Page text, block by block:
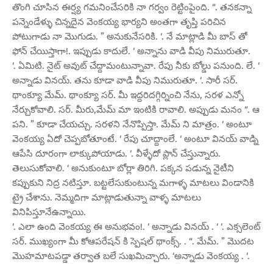
తొంగి చూసిన ఈర్ష్య గమనించేసరికి నా గర్వం రెట్టింపైంది. “. తనకన్నా
పన్నెండేళ్ళు చిన్నదైన వెంకయ్య భార్యని అంతగా తృప్తి పరిచిన
పోటుగాడు నా మొగుడు. ” అనుకునేసరికి. ‘. నే మాట్లాడి మీ బాస్ తో
ఫోన్ చేయిస్తాగా!. ఇప్పుడు కాదులే. ‘ అన్నాను వాడి వీపు నిమురుతూ.
‘. ఏమిటి. నైట్ అవుట్ చేద్దామంటున్నావా. రేపు నీకు బోల్డు పనుంది. లే. ‘
అన్నాడు వినయ్. తను కూడా వాడి వీపు నిమురుతూ. ‘. సారీ సర్.
థాంక్యూ మేమ్. థాంక్యూ సర్. మీ ఇద్దరిదగ్గిర్నించి నేను, సరళ ఎన్నో
నేర్చుకోవాలి. సర్. మీరు,మేమ్ మా ఇంటికి రావాలి. అప్పుడు మనం “. ఆ
పని. ” కూడా చేయచ్చు. సరళని నేనొప్పిస్తా. మేమ్ ని మాత్రం. ‘ అంటూ
వెంకయ్య ఏదో చెప్పబోతూంటే. ‘ రేపు చూద్దాంలే. ‘ అంటూ వినయ్ వాడ్ని
ఆపేసి దూరంగా లాక్కుపోయాడు. ‘. వీళ్ళేదో ప్లాన్ చేస్తున్నారు.
తెలుసుకోవాలి. ‘ అనుకుంటూ బోర్లా తిరిగి. పక్కన పడున్న నైటీని
కప్పుకుని నిద్ర నటిస్తూ. బట్టలేసుకుంటున్న మగాళ్ళ మాటలు విండానికి
ట్రై చేశాను. నెమ్మదిగా మాట్లాడుతున్నా వాళ్ళ మాటలు
వినిపిస్తూనేఉన్నాయి.
‘. ఎలా ఉంది వెంకయ్య ఈ అనుభవం!. ‘ అన్నాడు వినయ్ . ‘ ‘. ఎక్సలెంట్
సర్. ముఖ్యంగా మీ కోఆపరేషన్ కి స్పెషల్ థాంక్స్. . “. మేమ్. ” మొదట
మొహమాటపడ్డా తర్వాత బలే సుఖమిచ్చారు. ‘అన్నాడు వెంకయ్య . ‘.